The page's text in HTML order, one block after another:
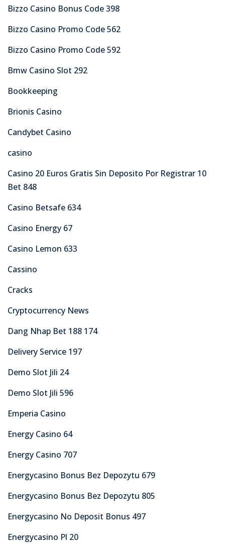
Bizzo Casino Bonus Code 398
Bizzo Casino Promo Code 562
Bizzo Casino Promo Code 592
Bmw Casino Slot 292
Bookkeeping
Brionis Casino
Candybet Casino
casino
Casino 20 Euros Gratis Sin Deposito Por Registrar 10
Bet 848
Casino Betsafe 634
Casino Energy 67
Casino Lemon 633
Cassino
Cracks
Cryptocurrency News
Dang Nhap Bet 188 174
Delivery Service 197
Demo Slot Jili 24
Demo Slot Jili 596
Emperia Casino
Energy Casino 64
Energy Casino 707
Energycasino Bonus Bez Depozytu 679
Energycasino Bonus Bez Depozytu 805
Energycasino No Deposit Bonus 497
Energycasino Pl 20